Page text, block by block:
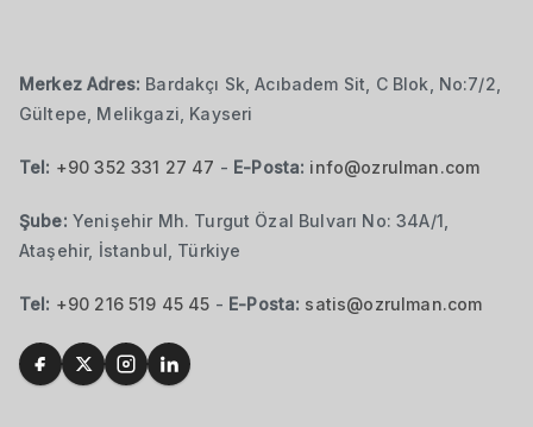
Merkez Adres: Bardakçı Sk, Acıbadem Sit, C Blok, No:7/2,
Gültepe, Melikgazi, Kayseri
Tel: +90 352 331 27 47 - E-Posta: info@ozrulman.com
Şube: Yenişehir Mh. Turgut Özal Bulvarı No: 34A/1,
Ataşehir, İstanbul, Türkiye
Tel: +90 216 519 45 45 - E-Posta: satis@ozrulman.com